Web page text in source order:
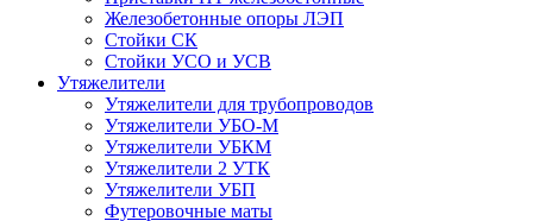
Железобетонные опоры ЛЭП
Стойки СК
Стойки УСО и УСВ
Утяжелители
Утяжелители для трубопроводов
Утяжелители УБО-М
Утяжелители УБКМ
Утяжелители 2 УТК
Утяжелители УБП
Футеровочные маты